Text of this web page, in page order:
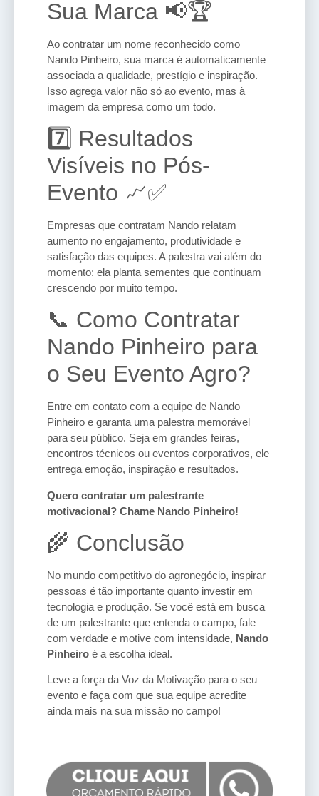
Sua Marca 📢🏆
Ao contratar um nome reconhecido como
Nando Pinheiro, sua marca é automaticamente
associada a qualidade, prestígio e inspiração.
Isso agrega valor não só ao evento, mas à
imagem da empresa como um todo.
7️⃣ Resultados
Visíveis no Pós-
Evento 📈✅
Empresas que contratam Nando relatam
aumento no engajamento, produtividade e
satisfação das equipes. A palestra vai além do
momento: ela planta sementes que continuam
crescendo por muito tempo.
📞 Como Contratar
Nando Pinheiro para
o Seu Evento Agro?
Entre em contato com a equipe de Nando
Pinheiro e garanta uma palestra memorável
para seu público. Seja em grandes feiras,
encontros técnicos ou eventos corporativos, ele
entrega emoção, inspiração e resultados.
Quero contratar um palestrante
motivacional? Chame Nando Pinheiro!
🌾 Conclusão
No mundo competitivo do agronegócio, inspirar
pessoas é tão importante quanto investir em
tecnologia e produção. Se você está em busca
de um palestrante que entenda o campo, fale
com verdade e motive com intensidade, Nando
Pinheiro é a escolha ideal.
Leve a força da Voz da Motivação para o seu
evento e faça com que sua equipe acredite
ainda mais na sua missão no campo!